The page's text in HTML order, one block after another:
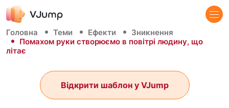
Головна Теми Ефекти
Зникнення
Помахом руки створюємо в повітрі людину, що
літає
Відкрити шаблон у VJump